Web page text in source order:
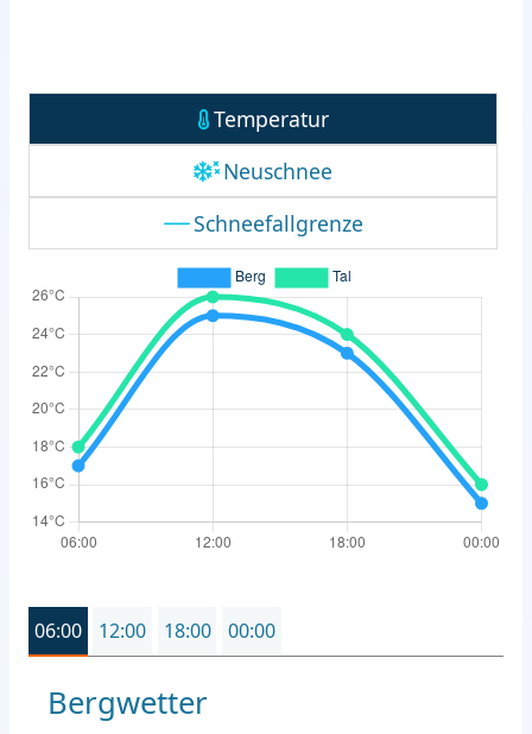
Temperatur
Neuschnee
Schneefallgrenze
06:00 12:00 18:00 00:00
Bergwetter